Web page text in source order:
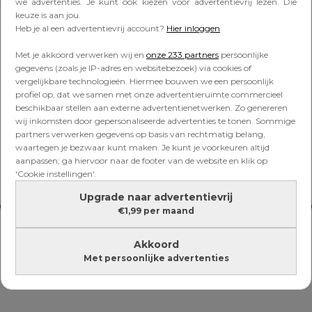
keuze is aan jou.
Heb je al een advertentievrij account? Hier inloggen
Met je akkoord verwerken wij en onze 233 partners persoonlijke
gegevens (zoals je IP-adres en websitebezoek) via cookies of
vergelijkbare technologieën. Hiermee bouwen we een persoonlijk
profiel op, dat we samen met onze advertentieruimte commercieel
beschikbaar stellen aan externe advertentienetwerken. Zo genereren
wij inkomsten door gepersonaliseerde advertenties te tonen. Sommige
partners verwerken gegevens op basis van rechtmatig belang,
waartegen je bezwaar kunt maken. Je kunt je voorkeuren altijd
aanpassen; ga hiervoor naar de footer van de website en klik op
'Cookie instellingen'.
Upgrade naar advertentievrij
€1,99 per maand
Akkoord
Met persoonlijke advertenties